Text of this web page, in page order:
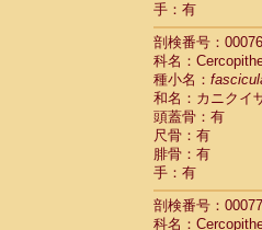
手：有
剖検番号：00076
科名：
種小名：
和名：カニクイ
頭蓋骨：有
尺骨：有
腓骨：有
手：有
剖検番号：00077
科名：